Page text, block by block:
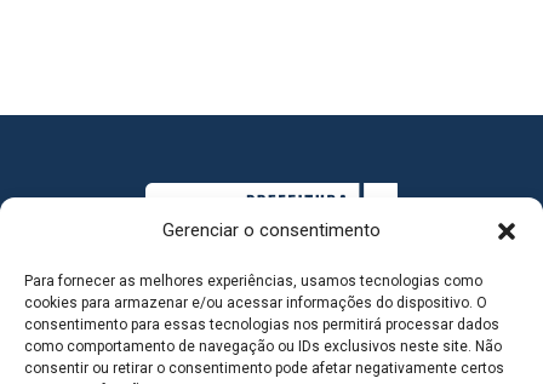
Gerenciar o consentimento
Para fornecer as melhores experiências, usamos tecnologias como
cookies para armazenar e/ou acessar informações do dispositivo. O
consentimento para essas tecnologias nos permitirá processar dados
como comportamento de navegação ou IDs exclusivos neste site. Não
consentir ou retirar o consentimento pode afetar negativamente certos
MAPA DO SITE